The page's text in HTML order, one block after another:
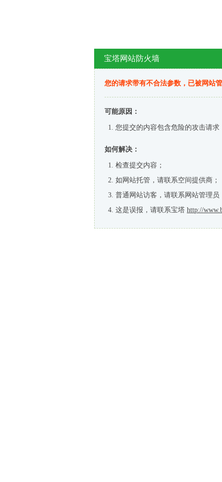
宝塔网站防火墙
您的请求带有不合法参数，已被网站
可能原因：
您提交的内容包含危险的攻击请求
如何解决：
检查提交内容；
如网站托管，请联系空间提供商；
普通网站访客，请联系网站管理员
这是误报，请联系宝塔 http://